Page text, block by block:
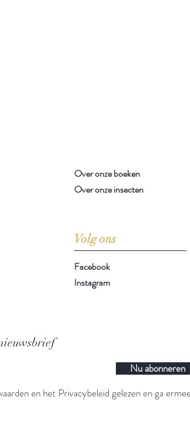
Volg ons
Facebook
Instagram
Nu abonneren
en het Privacybeleid gelezen en ga
Over onze boeken
Over onze insecten